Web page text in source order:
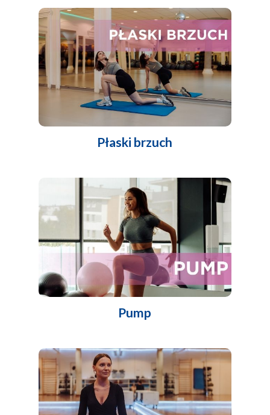
Płaski brzuch
Pump